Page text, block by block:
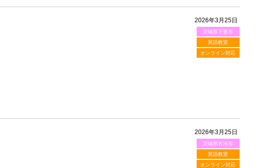
2026年3月25日
茨城県下妻市
英語教室
オンライン対応
2026年3月25日
茨城県古河市
英語教室
オンライン対応